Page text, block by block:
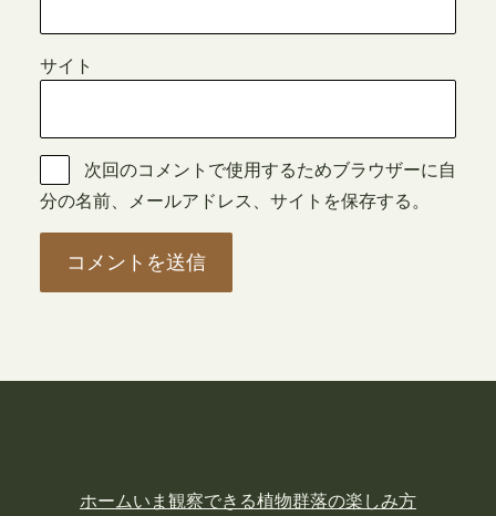
サイト
次回のコメントで使用するためブラウザーに自
分の名前、メールアドレス、サイトを保存する。
ホームいま観察できる植物群落の楽しみ方